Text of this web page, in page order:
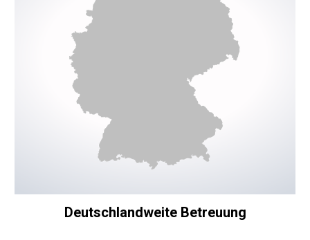
Deutschlandweite Betreuung